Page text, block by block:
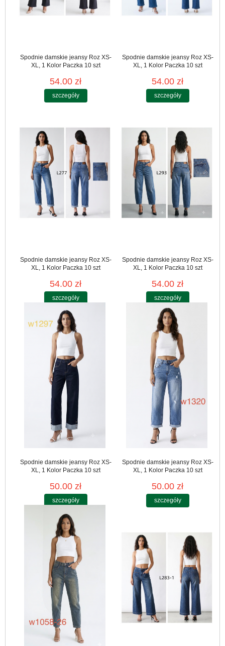
Spodnie damskie jeansy Roz XS-
XL, 1 Kolor Paczka 10 szt
54.00 zł
szczegóły
Spodnie damskie jeansy Roz XS-
XL, 1 Kolor Paczka 10 szt
54.00 zł
szczegóły
Spodnie damskie jeansy Roz XS-
XL, 1 Kolor Paczka 10 szt
54.00 zł
szczegóły
Spodnie damskie jeansy Roz XS-
XL, 1 Kolor Paczka 10 szt
54.00 zł
szczegóły
Spodnie damskie jeansy Roz XS-
XL, 1 Kolor Paczka 10 szt
50.00 zł
szczegóły
Spodnie damskie jeansy Roz XS-
XL, 1 Kolor Paczka 10 szt
50.00 zł
szczegóły